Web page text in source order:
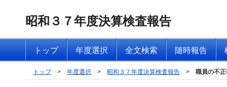
昭和３７年度決算検査報告
トップ 年度選択 全文検索 随時報告
トップ > 年度選択 > 昭和３７年度決算検査報告 > 職員の不